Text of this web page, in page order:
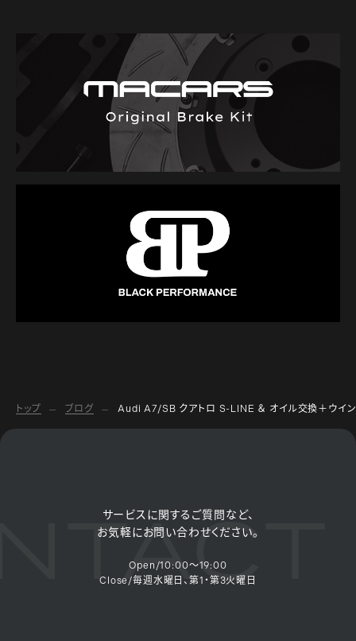
トップ ブログ Audi A7/SB クアトロ S-LINE ＆ オイル交換＋ウイン
サービスに関するご質問など、
お気軽にお問い合わせください。
Open/10:00～19:00
Close/毎週水曜日、第1・第3火曜日